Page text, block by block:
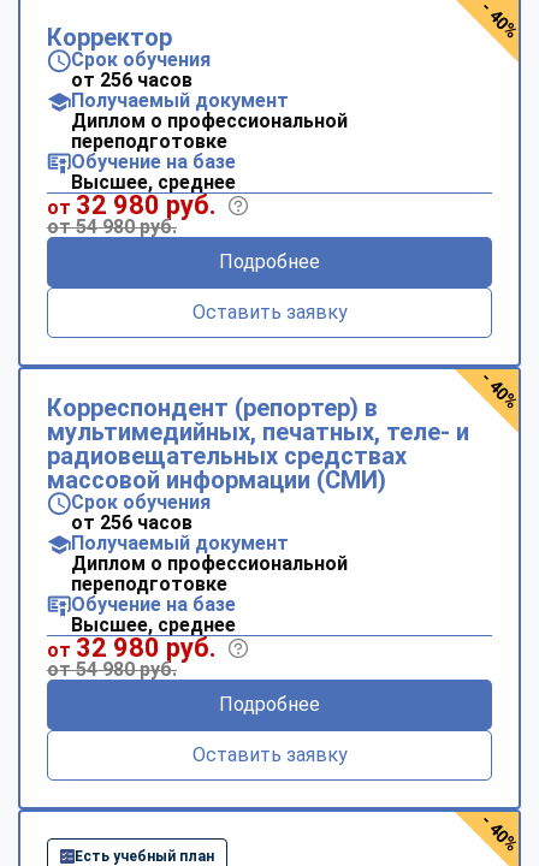
Корректор
Срок обучения
от 256 часов
Получаемый документ
Диплом о профессиональной
переподготовке
Обучение на базе
Высшее, среднее
от 32 980 руб.
от 54 980 руб.
Подробнее
Оставить заявку
- 40%
Корреспондент (репортер) в
мультимедийных, печатных, теле- и
радиовещательных средствах
массовой информации (СМИ)
Срок обучения
от 256 часов
Получаемый документ
Диплом о профессиональной
переподготовке
Обучение на базе
Высшее, среднее
от 32 980 руб.
от 54 980 руб.
Подробнее
Оставить заявку
- 40%
Есть учебный план
- 40%